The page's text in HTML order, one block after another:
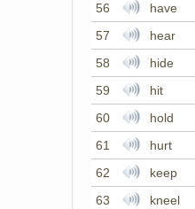
56
have
57
hear
58
hide
59
hit
60
hold
61
hurt
62
keep
63
kneel